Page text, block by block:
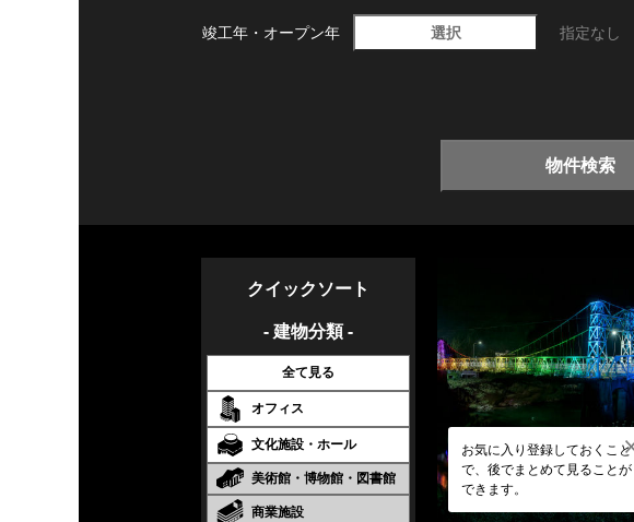
竣工年・ オープン年 選択 指定なし
物件検索
クイックソート
- 建物分類 -
全て見る
オフィス
文化施設・ホール
美術館・博物館・図書館
商業施設
お気に入り登録しておくこと
で、後でまとめて見ることが
できます。